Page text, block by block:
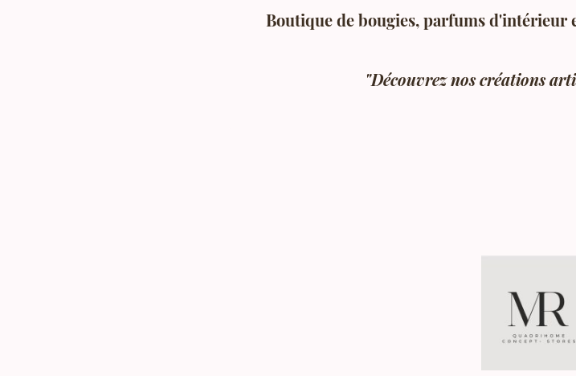
Boutique de bougies, parfums d'intérieur
"Découvrez nos créations